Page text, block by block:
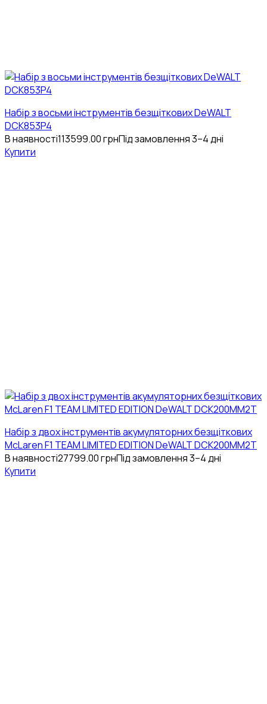
Набір з восьми інструментів безщіткових DeWALT
DCK853P4
В наявності113599.00грнПід замовлення 3–4 дні
Купити
Набір з двох інструментів акумуляторних безщіткових
McLaren F1 TEAM LIMITED EDITION DeWALT DCK200MM2T
В наявності27799.00грнПід замовлення 3–4 дні
Купити